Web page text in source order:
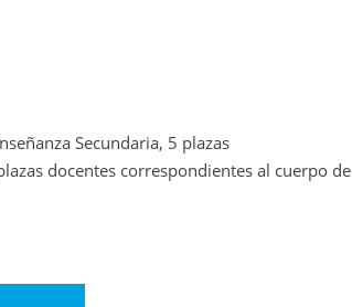
Secundaria, 5 plazas
docentes correspondientes al cuerpo de